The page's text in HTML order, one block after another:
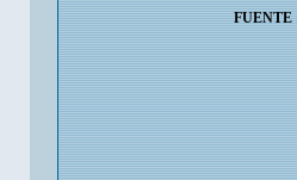
FUENTE